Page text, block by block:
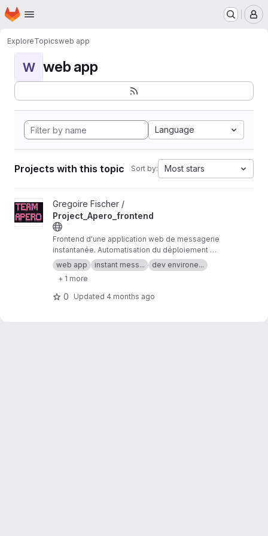
Skip to main content
Homepage
ExploreTopicsweb app
W web app
Language
Projects with this topic Sort by: Most stars
View Project_Apero_frontend project
Gregoire Fischer /
Project_Apero_frontend
Frontend d'une application web de messagerie
instantanée. Automatisation du déploiement de
l'environnnement de développement.
web app instant mess...
dev environe...
+ 1 more
0 Updated 4 months ago